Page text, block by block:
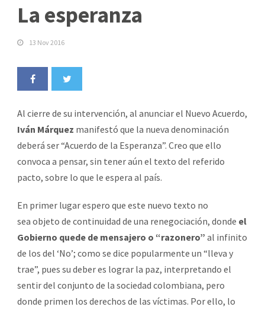
La esperanza
13 Nov 2016
Al cierre de su intervención, al anunciar el Nuevo Acuerdo,
Iván Márquez manifestó que la nueva denominación
deberá ser “Acuerdo de la Esperanza”. Creo que ello
convoca a pensar, sin tener aún el texto del referido
pacto, sobre lo que le espera al país.
En primer lugar espero que este nuevo texto no
sea objeto de continuidad de una renegociación, donde el
Gobierno quede de mensajero o “razonero” al infinito
de los del ‘No’; como se dice popularmente un “lleva y
trae”, pues su deber es lograr la paz, interpretando el
sentir del conjunto de la sociedad colombiana, pero
donde primen los derechos de las víctimas. Por ello, lo